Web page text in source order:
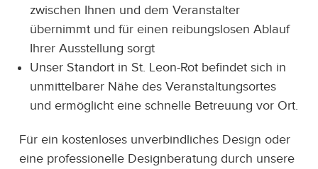
zwischen Ihnen und dem Veranstalter
übernimmt und für einen reibungslosen Ablauf
Ihrer Ausstellung sorgt
Unser Standort in St. Leon-Rot befindet sich in
unmittelbarer Nähe des Veranstaltungsortes
und ermöglicht eine schnelle Betreuung vor Ort.
Für ein kostenloses unverbindliches Design oder
eine professionelle Designberatung durch unsere